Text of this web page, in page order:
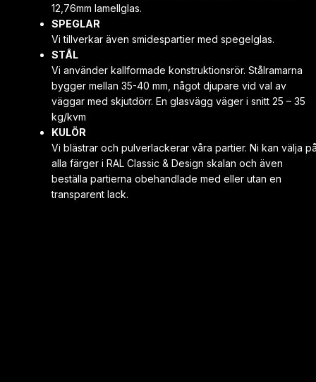
till montörerna.
Stor eloge till montören som rådfrågade mig innan de
monterade dörrarna i hallen och i walk in closeten. Tycker
det var proffsigt. Jag hade bara sett ytan där dörrarna
skulle sitta på bild så för mig gav detta ett extra proffsigt
intryck.
Tittar man på detaljer så är Smidesrum mer professionella i
sin tillverkning.
Anledning till detta är att det känns som det sätter större
fokus på designen en massproduktionen som liknade
firmor gör.
12,76mm lamellglas.
SPEGLAR
Vi tillverkar även smidespartier med spegelglas.
STÅL
Vi använder kallformade konstruktionsrör. Stålramarna
bygger mellan 35-40 mm, något djupare vid val av
väggar med skjutdörr. En glasvägg väger i snitt 25 – 35
kg/kvm
KULÖR
Vi blästrar och pulverlackerar våra partier. Ni kan välja
alla färger i RAL Classic & Design skalan och även
beställa partierna obehandlade med eller utan en
transparent lack.